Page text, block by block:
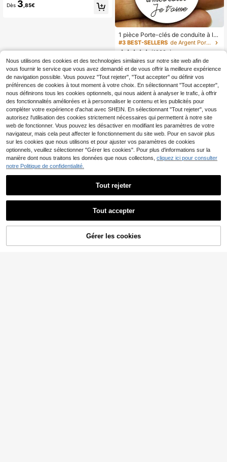
r inoxydable avec photo & texte, pe
ndentif neutre, porte-clés de coupl
Dès 3 ,85€
1 pièce Porte-clés de conduite à la
française, cadeau pour petit ami
"J'ai besoin de toi ici avec moi", cad
apa, accessoires de voiture pour la
Saint-Valentin, breloques de sac, p
orte-badges scolaires, gothique mig
non Y2K, accessoires de voiture, br
eloques de sac, cadeaux pour mère,
père, remise de diplôme et enseigna
nt
#3 BEST-SELLERS
de Argent Porte-clés et porte-clés
(1000+)
2,68€
AJOUTER AU PANIER
Nous utilisons des cookies et des technologies similaires sur notre site web afin de
vous fournir le service que vous avez demandé et de vous offrir la meilleure expérience
de navigation possible. Vous pouvez "Tout rejeter", "Tout accepter" ou définir vos
préférences de cookies à tout moment à votre choix. En sélectionnant "Tout accepter",
nous définirons tous les cookies optionnels, qui nous aident à analyser le trafic, à offrir
des fonctionnalités améliorées et à personnaliser le contenu et les publicités pour
compléter votre expérience d'achat avec SHEIN. En sélectionnant "Tout rejeter", vous
autorisez l'utilisation des cookies strictement nécessaires qui permettent à notre site
web de fonctionner. Vous pouvez les désactiver en modifiant les paramètres de votre
navigateur, mais cela peut affecter le fonctionnement du site web. Pour en savoir plus
sur les cookies que nous utilisons et pour ajuster vos paramètres de cookies
optionnels, veuillez sélectionner "Gérer les cookies". Pour plus d'informations sur la
manière dont nous traitons les données que nous collectons, cliquez ici pour consulter
notre Politique de confidentialité.
Tout rejeter
Tout accepter
Gérer les cookies